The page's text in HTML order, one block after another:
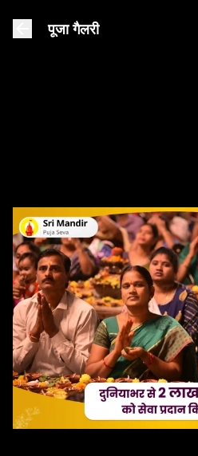
पूजा गैलरी